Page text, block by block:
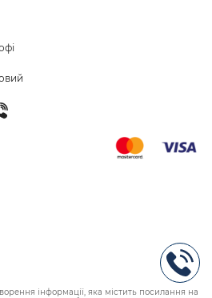
інформації, яка містить посилання на